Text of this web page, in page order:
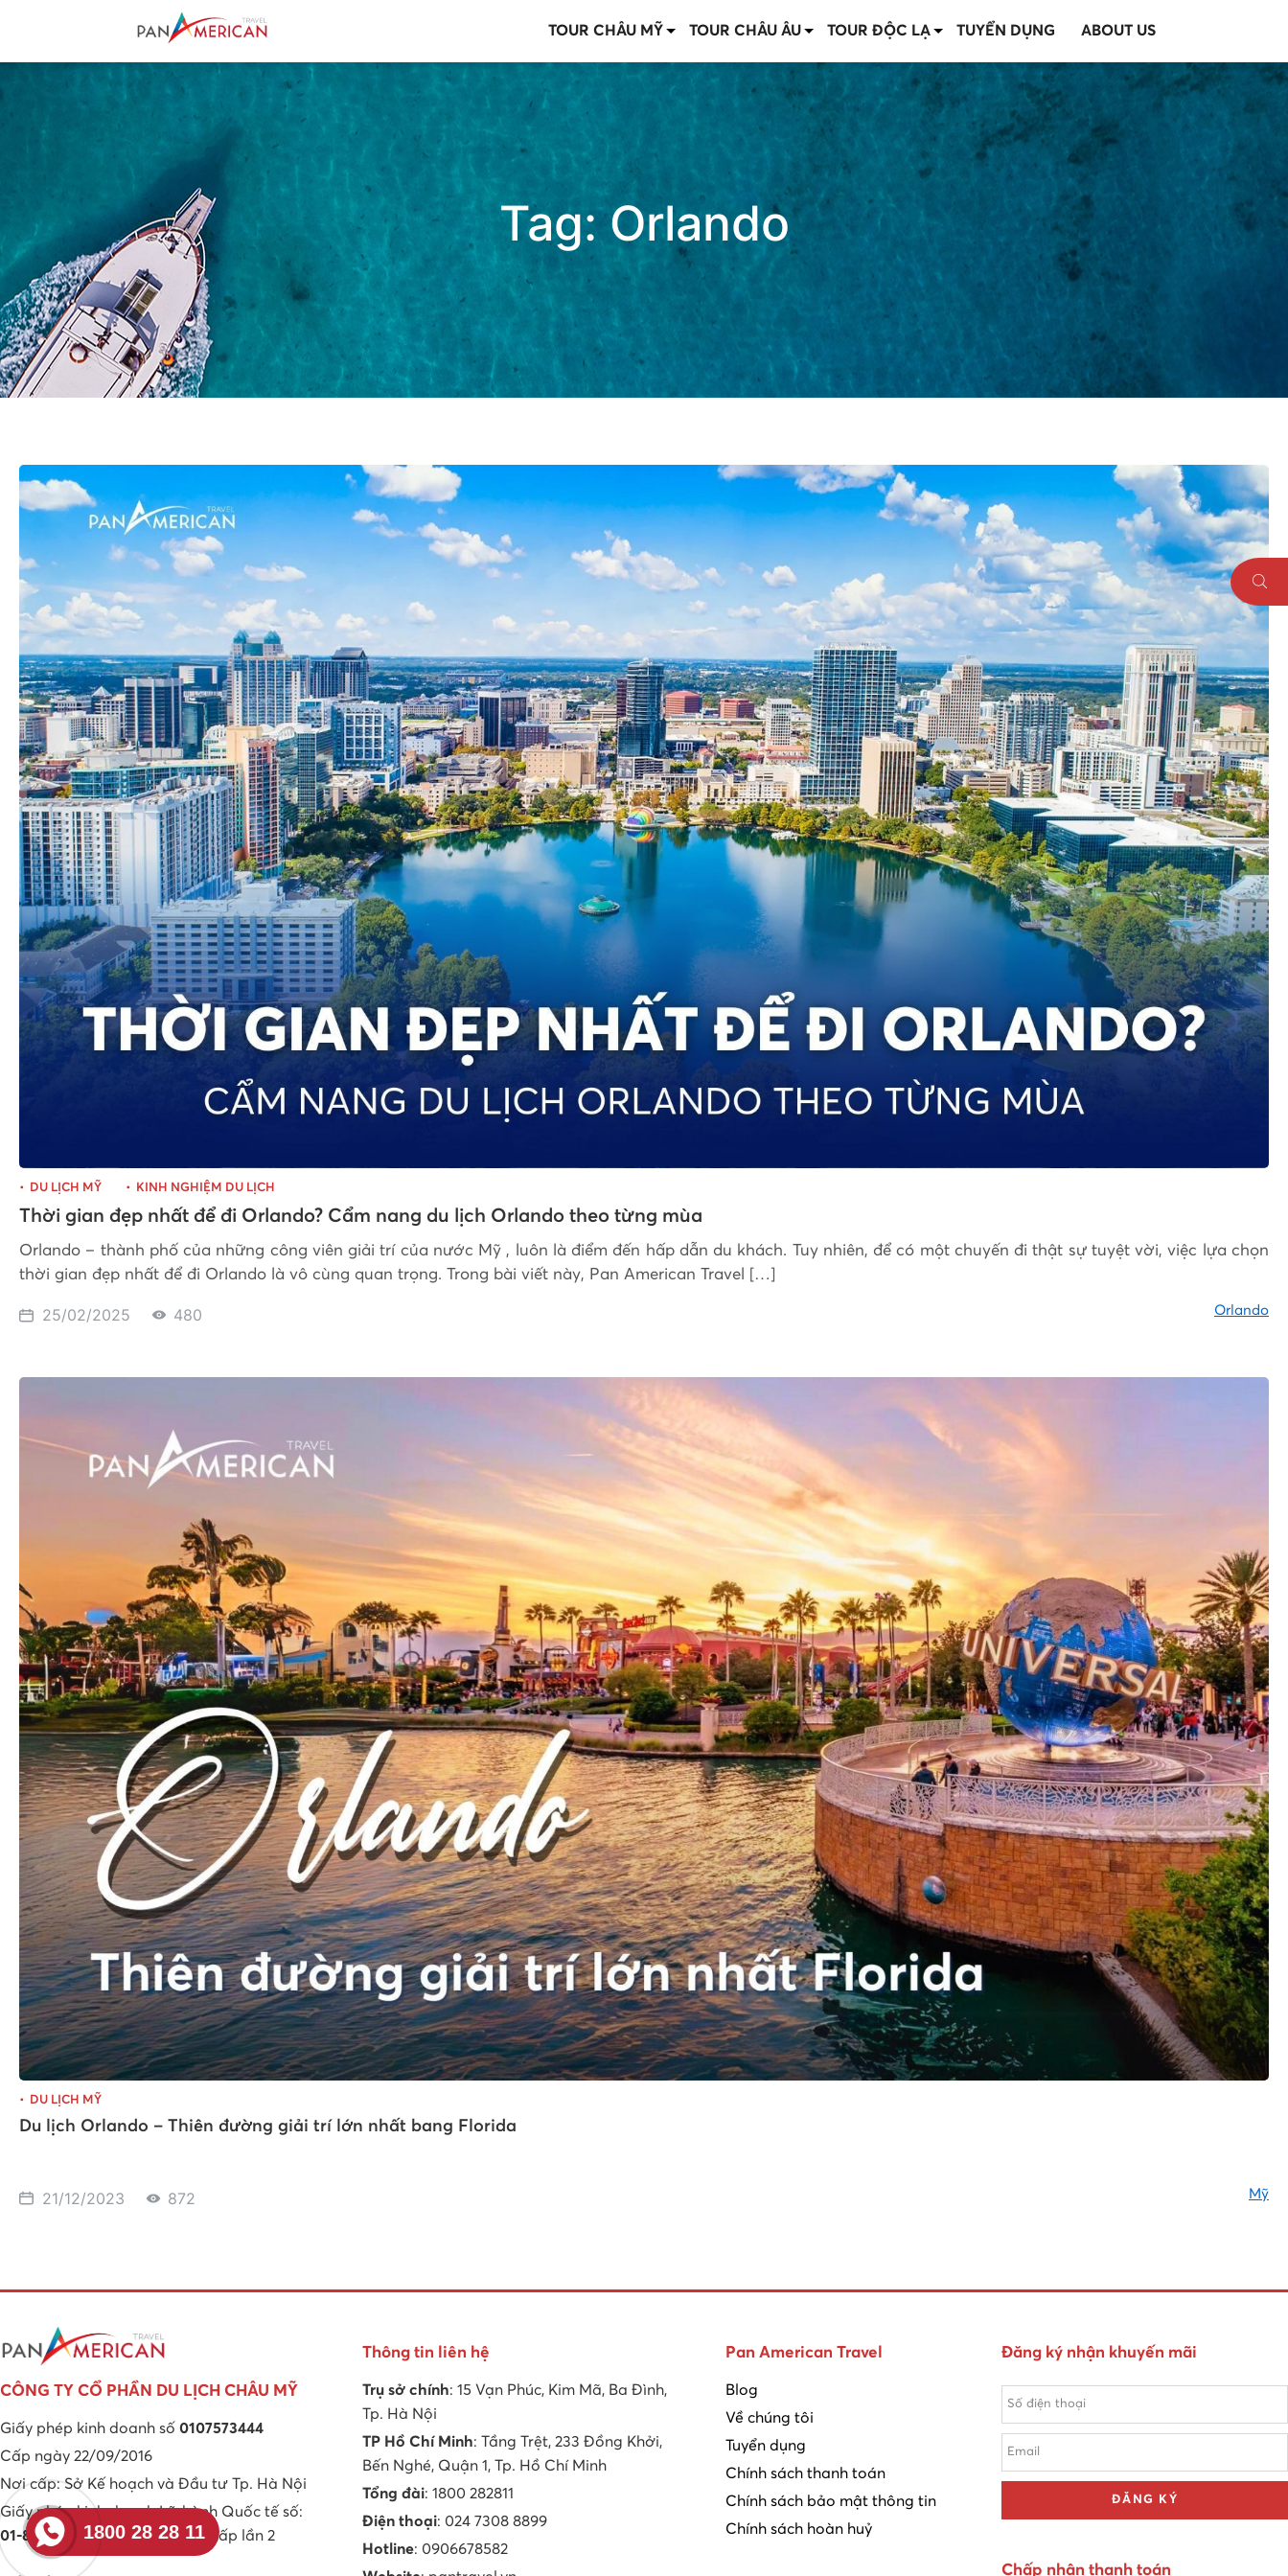
TOUR CHÂU MỸ TOUR CHÂU ÂU TOUR ĐỘC LẠ TUYỂN DỤNG ABOUT US
Tag:Orlando
DU LỊCH MỸ KINH NGHIỆM DU LỊCH
Thời gian đẹp nhất để đi Orlando? Cẩm nang du lịch Orlando theo từng mùa
Orlando – thành phố của những công viên giải trí của nước Mỹ , luôn là điểm đến hấp dẫn du khách. Tuy nhiên, để có một chuyến đi thật sự tuyệt vời, việc lựa chọn
thời gian đẹp nhất để đi Orlando là vô cùng quan trọng. Trong bài viết này, Pan American Travel […]
25/02/2025 480 Orlando
DU LỊCH MỸ
Du lịch Orlando – Thiên đường giải trí lớn nhất bang Florida
21/12/2023 872 Mỹ
CÔNG TY CỔ PHẦN DU LỊCH CHÂU MỸ
Giấy phép kinh doanh số 0107573444
Cấp ngày 22/09/2016
Nơi cấp: Sở Kế hoạch và Đầu tư Tp. Hà Nội
Giấy phép kinh doanh Lữ hành Quốc tế số:
01-898/2020/TCDL-GP LHQT
cấp lần 2
Thông tin liên hệ
Trụ sở chính: 15 Vạn Phúc, Kim Mã, Ba Đình,
Tp. Hà Nội
TP Hồ Chí Minh: Tầng Trệt, 233 Đồng Khởi,
Bến Nghé, Quận 1, Tp. Hồ Chí Minh
Tổng đài: 1800 282811
Điện thoại: 024 7308 8899
Hotline: 0906678582
Pan American Travel
Blog
Về chúng tôi
Tuyển dụng
Chính sách thanh toán
Chính sách bảo mật thông tin
Chính sách hoàn huỷ
Đăng ký nhận khuyến mãi
ĐĂNG KÝ
Chấp nhận thanh toán
1800 28 28 11